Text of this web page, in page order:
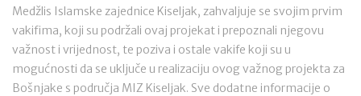
Medžlis Islamske zajednice Kiseljak, zahvaljuje se svojim prvim
vakifima, koji su podržali ovaj projekat i prepoznali njegovu
važnost i vrijednost, te poziva i ostale vakife koji su u
mogućnosti da se uključe u realizaciju ovog važnog projekta za
Bošnjake s područja MIZ Kiseljak. Sve dodatne informacije o